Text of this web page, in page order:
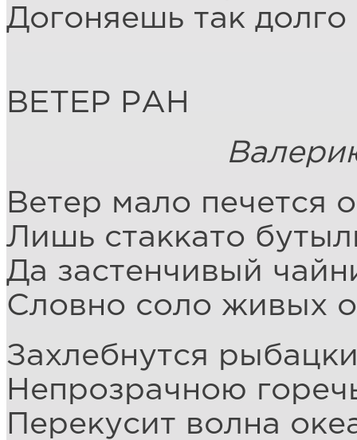
Догоняешь так долго
ВЕТЕР РАН
Валерию
Ветер мало печется
Лишь стаккато
Да застенчивый
Словно соло живых
Захлебнутся
Непрозрачною
Перекусит волна